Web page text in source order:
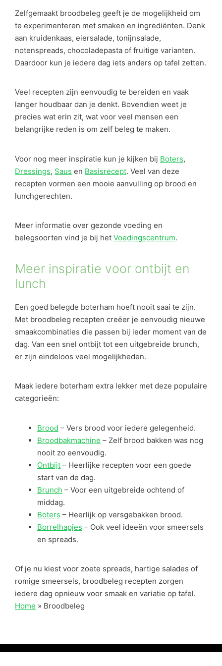
Zelfgemaakt broodbeleg geeft je de mogelijkheid om
te experimenteren met smaken en ingrediënten. Denk
aan kruidenkaas, eiersalade, tonijnsalade,
notenspreads, chocoladepasta of fruitige varianten.
Daardoor kun je iedere dag iets anders op tafel zetten.
Veel recepten zijn eenvoudig te bereiden en vaak
langer houdbaar dan je denkt. Bovendien weet je
precies wat erin zit, wat voor veel mensen een
belangrijke reden is om zelf beleg te maken.
Voor nog meer inspiratie kun je kijken bij Boters,
Dressings, Saus en Basisrecept. Veel van deze
recepten vormen een mooie aanvulling op brood en
lunchgerechten.
Meer informatie over gezonde voeding en
belegsoorten vind je bij het Voedingscentrum.
Meer inspiratie voor ontbijt en
lunch
Een goed belegde boterham hoeft nooit saai te zijn.
Met broodbeleg recepten creëer je eenvoudig nieuwe
smaakcombinaties die passen bij ieder moment van de
dag. Van een snel ontbijt tot een uitgebreide brunch,
er zijn eindeloos veel mogelijkheden.
Maak iedere boterham extra lekker met deze populaire
categorieën:
Brood – Vers brood voor iedere gelegenheid.
Broodbakmachine – Zelf brood bakken was nog
nooit zo eenvoudig.
Ontbijt – Heerlijke recepten voor een goede
start van de dag.
Brunch – Voor een uitgebreide ochtend of
middag.
Boters – Heerlijk op versgebakken brood.
Borrelhapjes – Ook veel ideeën voor smeersels
en spreads.
Of je nu kiest voor zoete spreads, hartige salades of
romige smeersels, broodbeleg recepten zorgen
iedere dag opnieuw voor smaak en variatie op tafel.
Home » Broodbeleg